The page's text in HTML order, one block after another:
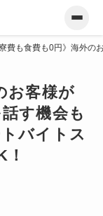
寮費も食費も0円》海外
お客様が
す機会も
バイトス